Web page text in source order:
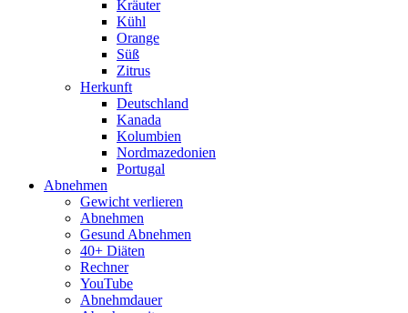
Kräuter
Kühl
Orange
Süß
Zitrus
Herkunft
Deutschland
Kanada
Kolumbien
Nordmazedonien
Portugal
Abnehmen
Gewicht verlieren
Abnehmen
Gesund Abnehmen
40+ Diäten
Rechner
YouTube
Abnehmdauer